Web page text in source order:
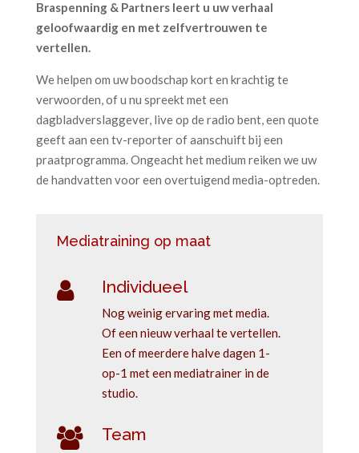
Braspenning & Partners leert u uw verhaal
geloofwaardig en met zelfvertrouwen te
vertellen.
We helpen om uw boodschap kort en krachtig te
verwoorden, of u nu spreekt met een
dagbladverslaggever, live op de radio bent, een quote
geeft aan een tv-reporter of aanschuift bij een
praatprogramma. Ongeacht het medium reiken we uw
de handvatten voor een overtuigend media-optreden.
Mediatraining op maat
Individueel
Nog weinig ervaring met media.
Of een nieuw verhaal te vertellen.
Een of meerdere halve dagen 1-
op-1 met een mediatrainer in de
studio.
Team